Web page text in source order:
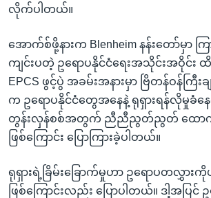
လိုက်ပါတယ်။
အောက်စ်ဖို့နားက Blenheim နန်းတော်မှာ က
ကျင်းပတဲ့ ဥရောပနိုင်ငံရေးအသိုင်းအဝိုင်း
EPCS ဖွင့်ပွဲ အခမ်းအနားမှာ ဗြိတန်ဝန်ကြီးခ
က ဥရောပနိုင်ငံတွေအနေနဲ့ ရုရှားရန်လိုမှုခံ
တွန်းလှန်စစ်အတွက် ညီညီညွတ်ညွတ် ထောက်
ဖြစ်ကြောင်း ပြောကြားခဲ့ပါတယ်။
ရုရှားရဲ့ခြိမ်းခြောက်မှုဟာ ဥရောပတလွှားကိုပ
ဖြစ်ကြောင်းလည်း ပြောပါတယ်။ ဒါ့အပြင်